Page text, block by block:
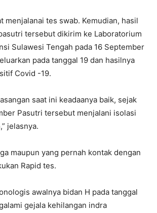
menjalanai tes swab. Kemudian, hasil
tersebut dikirim ke Laboratorium
Sulawesi Tengah pada 16 September
pada tanggal 19 dan hasilnya
Covid -19.
saat ini keadaanya baik, sejak
Pasutri tersebut menjalani isolasi
jelasnya.
maupun yang pernah kontak dengan
Rapid tes.
awalnya bidan H pada tanggal
gejala kehilangan indra